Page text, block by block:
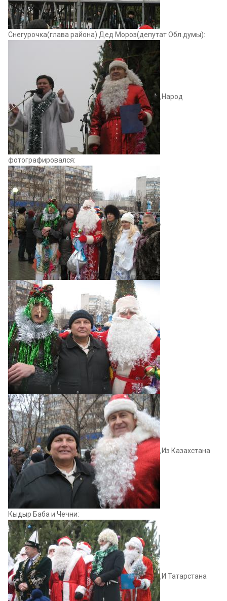
Снегурочка(глава района) Дед Мороз(депутат Обл.думы):
,Народ
фотографировался:
,
,
,Из Казахстана
Кыдыр Баба и Чечни:
,И Татарстана